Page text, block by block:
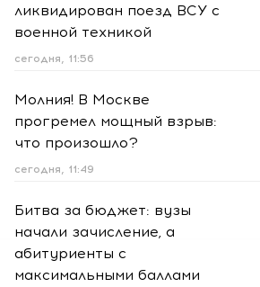
ликвидирован поезд ВСУ с
военной техникой
сегодня, 11:56
Молния! В Москве
прогремел мощный взрыв:
что произошло?
сегодня, 11:49
Битва за бюджет: вузы
начали зачисление, а
абитуриенты с
максимальными баллами